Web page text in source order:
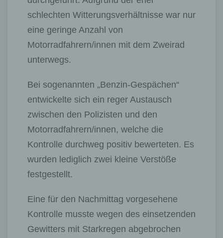
schlechten Witterungsverhältnisse war nur
eine geringe Anzahl von
Motorradfahrern/innen mit dem Zweirad
unterwegs.
Bei sogenannten „Benzin-Gespächen“
entwickelte sich ein reger Austausch
zwischen den Polizisten und den
Motorradfahrern/innen, welche die
Kontrolle durchweg positiv bewerteten. Es
wurden lediglich zwei kleine Verstöße
festgestellt.
Eine für den Nachmittag vorgesehene
Kontrolle musste wegen des einsetzenden
Gewitters mit Starkregen abgebrochen